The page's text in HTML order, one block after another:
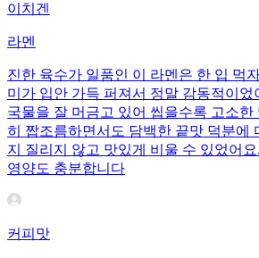
이치겐
라멘
진한 육수가 일품인 이 라멘은 한 입 먹
미가 입안 가득 퍼져서 정말 감동적이었
국물을 잘 머금고 있어 씹을수록 고소한
히 짭조름하면서도 담백한 끝맛 덕분에
지 질리지 않고 맛있게 비울 수 있었어
영양도 충분합니다
커피맛